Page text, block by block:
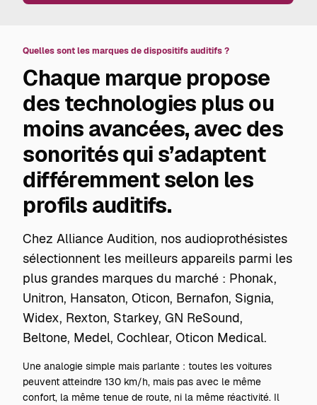
Quelles sont les marques de dispositifs auditifs ?
Chaque marque propose
des technologies plus ou
moins avancées, avec des
sonorités qui s’adaptent
différemment selon les
profils auditifs.
Chez Alliance Audition, nos audioprothésistes
sélectionnent les meilleurs appareils parmi les
plus grandes marques du marché : Phonak,
Unitron, Hansaton, Oticon, Bernafon, Signia,
Widex, Rexton, Starkey, GN ReSound,
Beltone, Medel, Cochlear, Oticon Medical.
Une analogie simple mais parlante : toutes les voitures
peuvent atteindre 130 km/h, mais pas avec le même
confort, la même tenue de route, ni la même réactivité. Il